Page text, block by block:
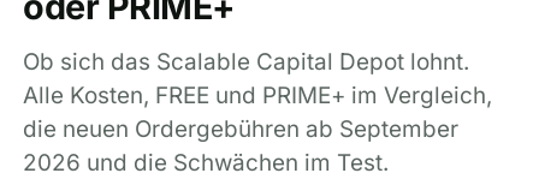
🏠 Home
🎓Wissen
Ob sich das Scalable Capital Depot lohnt.
Alle Kosten, FREE und PRIME+ im Vergleich,
die neuen Ordergebühren ab September
2026 und die Schwächen im Test.